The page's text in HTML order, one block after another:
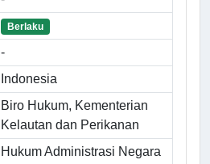
Berlaku
-
Indonesia
Biro Hukum, Kementerian
Kelautan dan Perikanan
Hukum Administrasi Negara